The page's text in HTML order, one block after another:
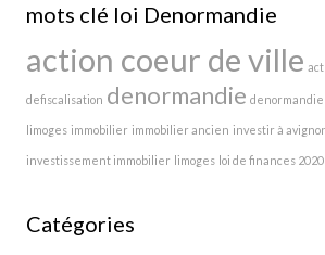
mots clé loi Denormandie
action coeur de ville
defiscalisation denormandie denormandie
limoges immobilier immobilier ancien investir à
investissement immobilier limoges loi de finances 2020
Catégories